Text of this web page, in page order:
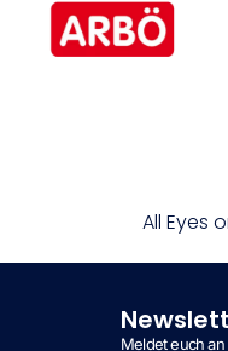
All Eyes
Meldet euch